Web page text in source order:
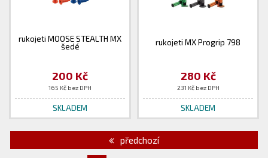
rukojeti MOOSE STEALTH MX
šedé
200 Kč
165 Kč bez DPH
SKLADEM
rukojeti MX Progrip 798
280 Kč
231 Kč bez DPH
SKLADEM
předchozí